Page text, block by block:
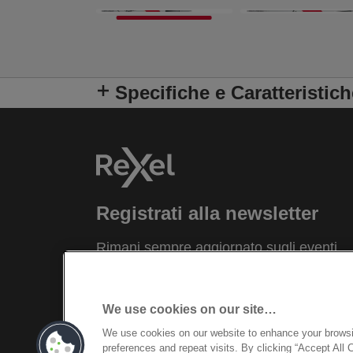
Specifiche e
Registrati alla newsletter
Rimani sempre aggiornato sugli eventi
REGISTRATI
We use cookies on our site…
We use cookies on our website to enhance your
preferences and repeat visits. By clicking “Accept All